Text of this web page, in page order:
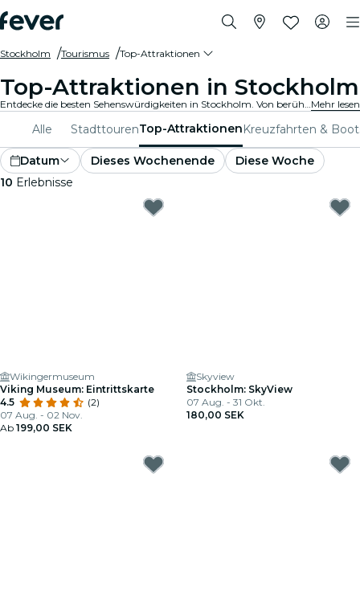
Stockholm Tourismus Top-Attraktionen
Top-Attraktionen in Stockholm
Entdecke die besten Sehenswürdigkeiten in Stockholm. Von berühmten Wahrzeichen und kulturellen Hotspots bis hin zu atemberaubenden Parks und Geheimtipps. Erkunde mit diesen Erlebnissen die Orte, die man unbedingt gesehen haben muss. Entdecke, was Stockholm wirklich einzigartig macht!Mehr lesen
Alle StadttourenTop-AttraktionenKreuzfahrten &
Datum Dieses Wochenende
Diese Woche
10 Erlebnisse
Wikingermuseum
Viking Museum: Eintrittskarte
4.5
(2)
07 Aug. - 02 Nov.
Ab 199,00 SEK
Skyview
Stockholm: SkyView
07 Aug. - 31 Okt.
180,00 SEK